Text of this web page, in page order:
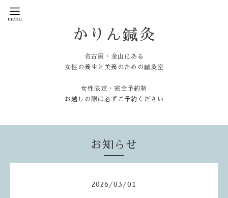
かりん鍼灸
名古屋・金山にある
女性の養生と美養のための鍼灸室
女性限定・完全予約制
お越しの際は必ずご予約ください
お知らせ
2026 /03 /01